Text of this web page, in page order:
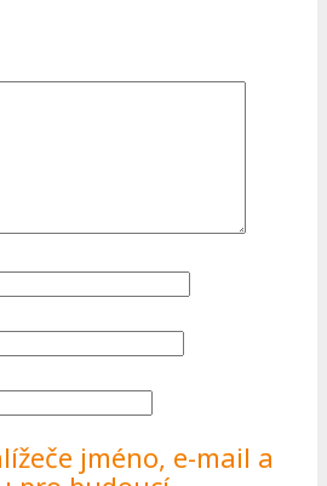
jméno, e-mail a